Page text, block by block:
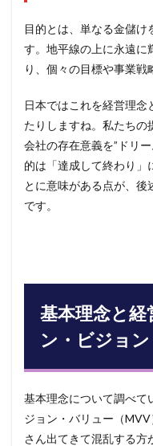
6
基本
理念
の企
【診
断】
自社
の基
本理
念を
くある質
問
（FAQ）
め：
基本
理念
の文
目的とは、単なる金儲
す。地平線の上に永遠に
り、個々の目標や事業戦
日本ではこれを経営理
たりしますね。私たちの
会社の存在意義を”ドリ
的は「達成して終わり」
とに意味がある点が、
です。
基本理念と経
ン・ビジョ
基本理念について調べて
ジョン・バリュー（
さん出てきて混乱する方